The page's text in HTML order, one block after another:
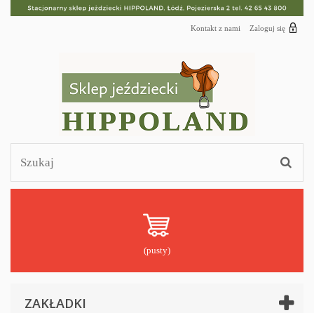
Zaloguj się
Kontakt z nami
(pusty)
ZAKŁADKI